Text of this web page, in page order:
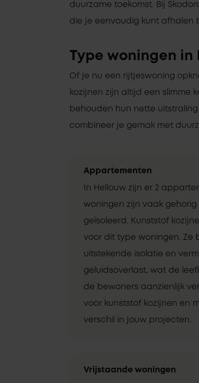
duurzame toekomst. Bij
die je eenvoudig kunt afhalen
Type woningen in
Of je nu een rijtjeswoning
kozijnen zijn altijd een slimme
behouden hun nette
combineer je gemak met
Appartementen
In Hellouw zijn er 2
woningen zijn vaak gehorig
geïsoleerd. Kunststof
voor dit type woningen. Ze
uitstekende isolatie en
geluidsoverlast, wat de
de bewoners aanzienlijk
voor kunststof kozijnen en
verschil in jouw projecten.
Vrijstaande woningen